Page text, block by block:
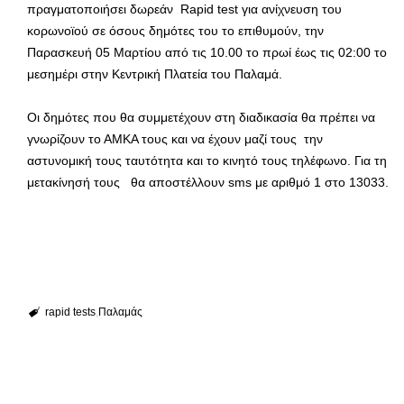
πραγματοποιήσει δωρεάν Rapid test για ανίχνευση του
κορωνοϊού σε όσους δημότες του το επιθυμούν, την
Παρασκευή 05 Μαρτίου από τις 10.00 το πρωί έως τις 02:00 το
μεσημέρι στην Κεντρική Πλατεία του Παλαμά.
Οι δημότες που θα συμμετέχουν στη διαδικασία θα πρέπει να
γνωρίζουν το ΑΜΚΑ τους και να έχουν μαζί τους την
αστυνομική τους ταυτότητα και το κινητό τους τηλέφωνο. Για τη
μετακίνησή τους θα αποστέλλουν sms με αριθμό 1 στο 13033.
rapid tests Παλαμάς